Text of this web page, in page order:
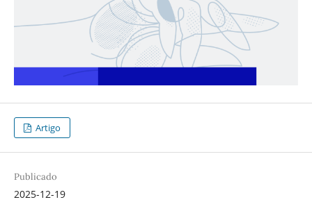
Artigo
Publicado
2025-12-19